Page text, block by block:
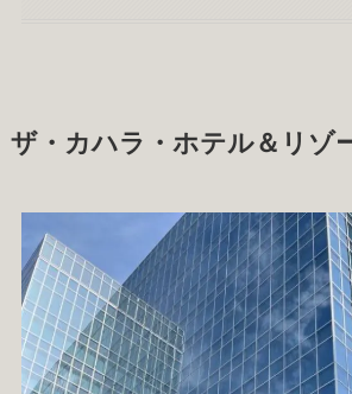
ザ・カハラ・ホテル＆リゾ